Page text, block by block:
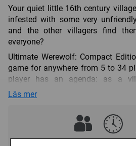
Your quiet little 16th century
infested with some very
and the other villagers find
everyone?
Ultimate Werewolf: Compact
game for anywhere from 5 to 34
player has an agenda: as a
werewolves; as a werewolf,
villagers each night. Dozens of
to help both the villagers and the
goals while thwarting their
Läs mer